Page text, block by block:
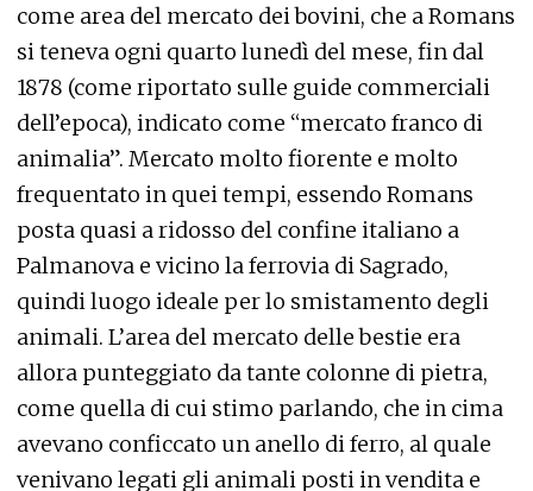
come area del mercato dei bovini, che a Romans
si teneva ogni quarto lunedì del mese, fin dal
1878 (come riportato sulle guide commerciali
dell’epoca), indicato come “mercato franco di
animalia”. Mercato molto fiorente e molto
frequentato in quei tempi, essendo Romans
posta quasi a ridosso del confine italiano a
Palmanova e vicino la ferrovia di Sagrado,
quindi luogo ideale per lo smistamento degli
animali. L’area del mercato delle bestie era
allora punteggiato da tante colonne di pietra,
come quella di cui stimo parlando, che in cima
avevano conficcato un anello di ferro, al quale
venivano legati gli animali posti in vendita e